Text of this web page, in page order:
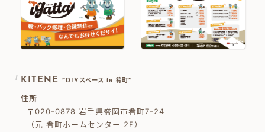
KITENE ~DIYスペース in 肴町~
住所
〒020-0878 岩手県盛岡市肴町7-24
（元 肴町ホームセンター 2F）